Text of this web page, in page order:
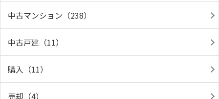
中古マンション（238）
中古戸建（11）
購入（11）
売却（4）